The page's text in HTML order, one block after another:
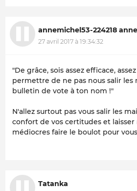
annemichel53-224218
27 avril 2017 à 19:34:32
"De grâce, sois assez efficace,
permettre de ne pas nous salir les
bulletin de vote à ton nom !"
N'allez surtout pas vous salir les
confort de vos certitudes et laisser
médiocres faire le boulot pour
Tatanka